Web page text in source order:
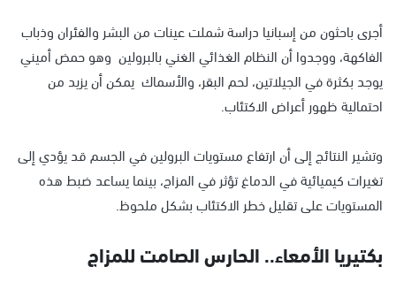
أجرى باحثون من إسبانيا دراسة شملت عينات من البشر والفئران وذباب
الفاكهة، ووجدوا أن النظام الغذائي الغني بالبرولين وهو حمض أميني
يوجد بكثرة في الجيلاتين، لحم البقر، والأسماك يمكن أن يزيد من
احتمالية ظهور أعراض الاكتئاب.
وتشير النتائج إلى أن ارتفاع مستويات البرولين في الجسم قد يؤدي إلى
تغيرات كيميائية في الدماغ تؤثر في المزاج، بينما يساعد ضبط هذه
المستويات على تقليل خطر الاكتئاب بشكل ملحوظ.
بكتيريا الأمعاء.. الحارس الصامت للمزاج